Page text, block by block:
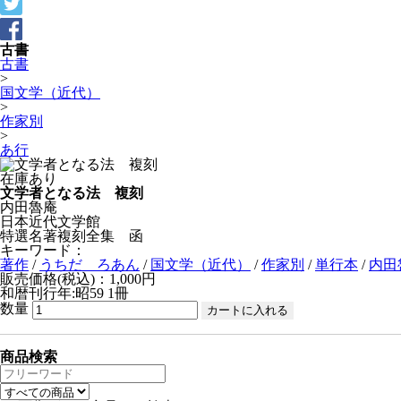
古書
古書
>
国文学（近代）
>
作家別
>
あ行
在庫あり
文学者となる法 複刻
内田魯庵
日本近代文学館
特選名著複刻全集 函
キーワード：
著作 / うちだ ろあん / 国文学（近代） /作家別 /単行本 / 内田
販売価格(税込)：1,000円
和暦刊行年:昭59 1冊
数量
商品検索